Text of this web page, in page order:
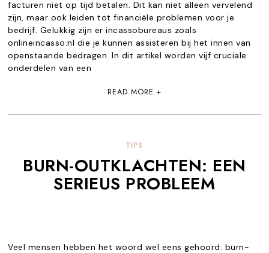
facturen niet op tijd betalen. Dit kan niet alleen vervelend
zijn, maar ook leiden tot financiële problemen voor je
bedrijf. Gelukkig zijn er incassobureaus zoals
onlineincasso.nl die je kunnen assisteren bij het innen van
openstaande bedragen. In dit artikel worden vijf cruciale
onderdelen van een
READ MORE +
TIPS
BURN-OUTKLACHTEN: EEN
SERIEUS PROBLEEM
Veel mensen hebben het woord wel eens gehoord: burn-